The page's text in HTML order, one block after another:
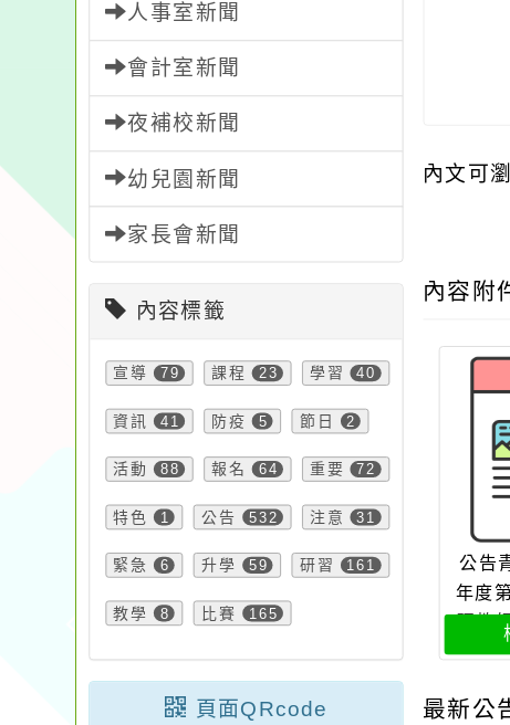
人事室新聞
會計室新聞
夜補校新聞
幼兒園新聞
家長會新聞
內容標籤
宣導 79 課程 23 學習 40
資訊 41 防疫 5 節日 2
活動 88 報名 64 重要 72
特色 1 公告 532 注意 31
緊急 6 升學 59 研習 161
教學 8 比賽 165
頁面QRcode
內文可
內容附
公告
年度
理教
公告
最新公